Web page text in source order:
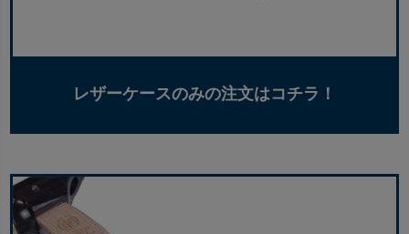
レザーケースのみの注文はコチラ！